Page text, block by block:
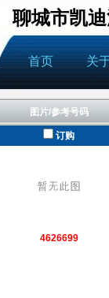
聊城市凯
首页 关
图片/参考号码
订购
4626699